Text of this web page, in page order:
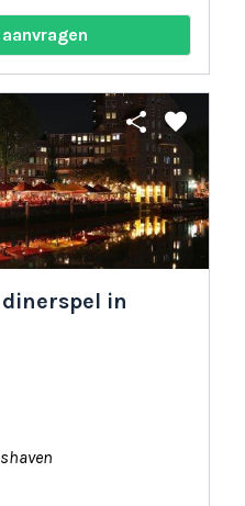
share favorite
in